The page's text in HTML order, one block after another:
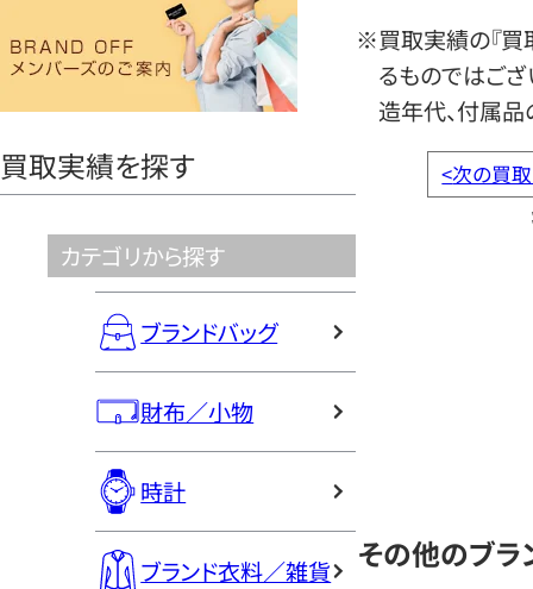
ヤ
買取実績を探す
カテゴリから探す
ブランドバッグ
財布／小物
時計
ブランド衣料／雑貨
※買取実績の『買
るものではござ
造年代、付属品
<次の買
その他のブラ